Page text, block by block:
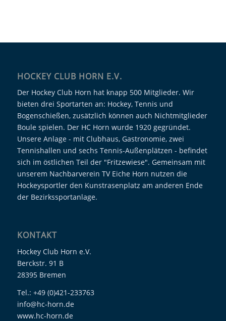
HOCKEY CLUB HORN E.V.
Der Hockey Club Horn hat knapp 500 Mitglieder. Wir
bieten drei Sportarten an: Hockey, Tennis und
Bogenschießen, zusätzlich können auch Nichtmitglieder
Boule spielen. Der HC Horn wurde 1920 gegründet.
Unsere Anlage - mit Clubhaus, Gastronomie, zwei
Tennishallen und sechs Tennis-Außenplätzen - befindet
sich im östlichen Teil der "Fritzewiese". Gemeinsam mit
unserem Nachbarverein TV Eiche Horn nutzen die
Hockeysportler den Kunstrasenplatz am anderen Ende
der Bezirkssportanlage.
KONTAKT
Hockey Club Horn e.V.
Berckstr. 91 B
28395 Bremen
Tel.: +49 (0)421-233763
info@hc-horn.de
www.hc-horn.de